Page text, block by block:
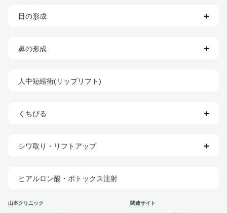
目の形成
鼻の形成
人中短縮術(リップリフト)
くちびる
シワ取り・リフトアップ
ヒアルロン酸・ボトックス注射
山本クリニック 関連サイト